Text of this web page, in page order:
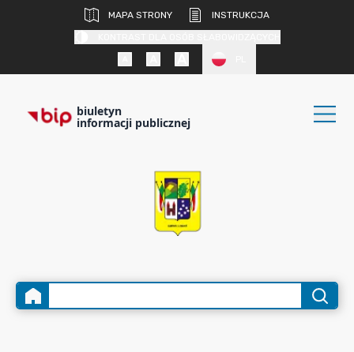
MAPA STRONY
INSTRUKCJA
biuletyn
informacji publicznej